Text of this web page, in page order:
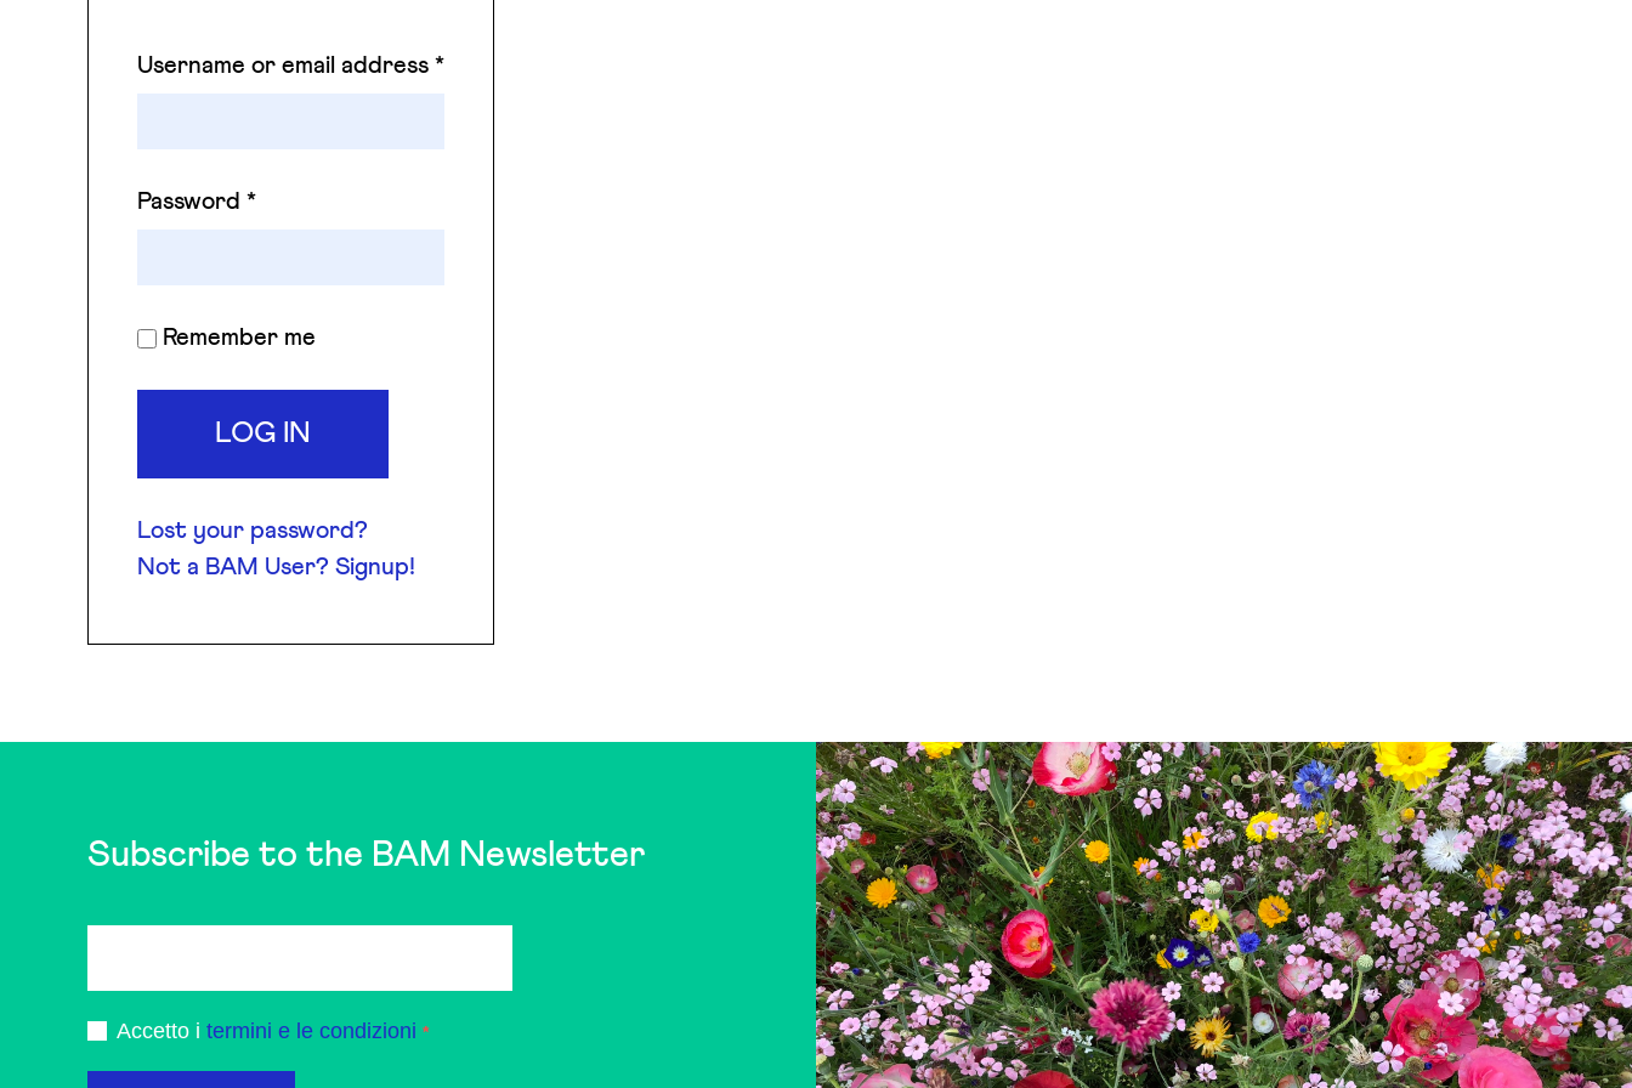
Username or email address *
Password *
Remember me
LOG IN
Lost your password?
Not a BAM User? Signup!
Subscribe to the BAM Newsletter
Accetto i termini e le condizioni